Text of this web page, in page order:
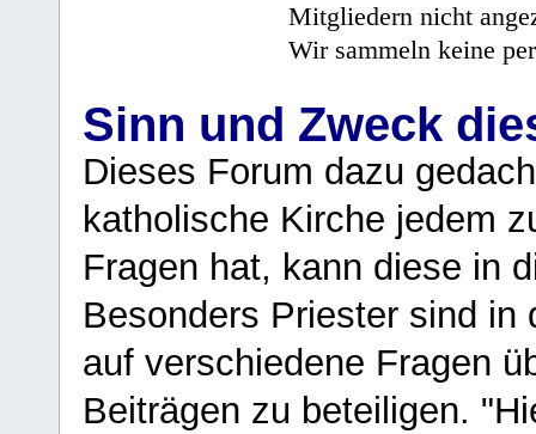
Mitgliedern nicht
Wir sammeln keine
Sinn und Zweck
Dieses Forum dazu
katholische Kirche jedem
Fragen hat, kann diese in
Besonders Priester sind in
auf verschiedene Fragen
Beiträgen zu beteiligen.